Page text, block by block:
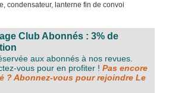
condensateur, lanterne fin de convoi
Club Abonnés : 3% de
aux abonnés à nos revues.
vous pour en profiter ! Pas encore
? Abonnez-vous pour rejoindre Le